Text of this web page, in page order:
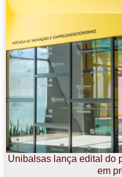
Unibalsas lança edital do
em